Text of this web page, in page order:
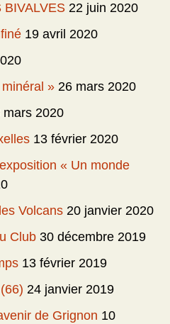
BIVALVES 22 juin 2020
19 avril 2020
» 26 mars 2020
mars 2020
13 février 2020
« Un monde
Volcans 20 janvier 2020
Club 30 décembre 2019
13 février 2019
24 janvier 2019
de Grignon 10